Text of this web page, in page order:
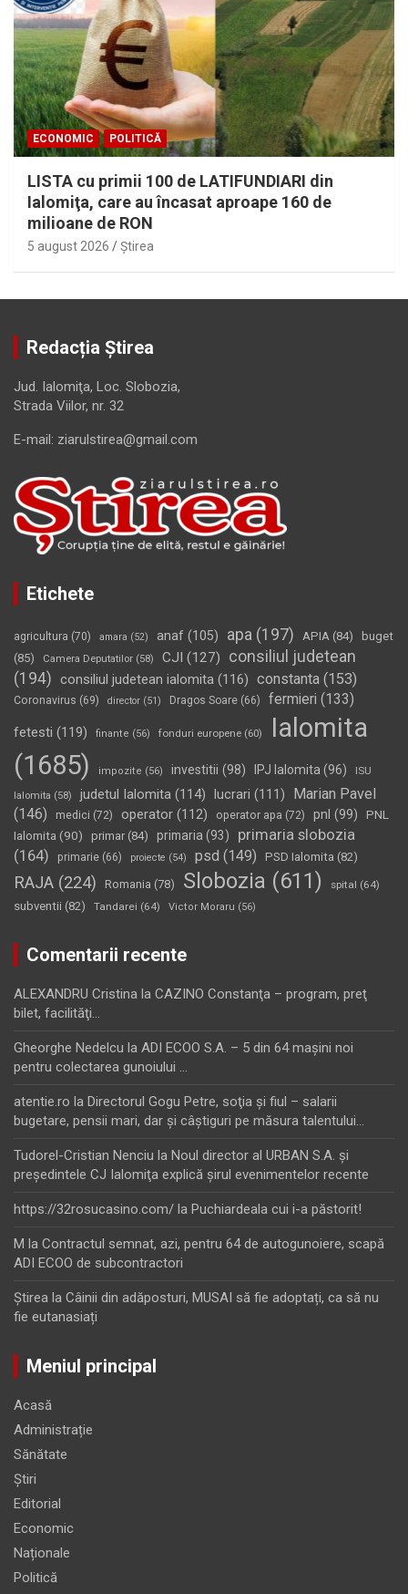
ECONOMIC POLITICĂ
LISTA cu primii 100 de LATIFUNDIARI din
Ialomiţa, care au încasat aproape 160 de
milioane de RON
5 august 2026 Ştirea
Redacția Știrea
Jud. Ialomiţa, Loc. Slobozia,
Strada Viilor, nr. 32
E-mail: ziarulstirea@gmail.com
Etichete
agricultura (70) amara (52) anaf (105) apa (197) APIA (84)
buget
(85)
Camera Deputatilor (58) CJI (127)
consiliul judetean
(194) consiliul judetean ialomita (116) constanta (153)
Coronavirus (69) director (51) Dragos Soare (66) fermieri (133)
fetesti (119) finante (56) fonduri europene (60)
Ialomita
(1685)
impozite (56) investitii (98) IPJ Ialomita (96) ISU
Ialomita (58) judetul Ialomita (114) lucrari (111)
Marian Pavel
(146)
medici (72) operator (112) operator apa (72) pnl (99)
PNL
Ialomita (90) primar(84) primaria (93)
primaria slobozia
(164)
primarie (66) proiecte (54) psd (149) PSD Ialomita (82)
RAJA (224) Romania (78) Slobozia (611) spital (64)
subventii (82) Tandarei (64) Victor Moraru (56)
Comentarii recente
ALEXANDRU Cristina la CAZINO Constanţa – program, preţ
bilet, facilităţi…
Gheorghe Nedelcu la ADI ECOO S.A. – 5 din 64 maşini noi
pentru colectarea gunoiului …
atentie.ro la Directorul Gogu Petre, soţia şi fiul – salarii
bugetare, pensii mari, dar şi câştiguri pe măsura talentului…
Tudorel-Cristian Nenciu la Noul director al URBAN S.A. şi
preşedintele CJ Ialomiţa explică şirul evenimentelor recente
https://32rosucasino.com/ la Puchiardeala cui i-a păstorit!
M la Contractul semnat, azi, pentru 64 de autogunoiere, scapă
ADI ECOO de subcontractori
Ştirea la Câinii din adăposturi, MUSAI să fie adoptați, ca să nu
fie eutanasiați
Meniul principal
Acasă
Administrație
Sănătate
Știri
Editorial
Economic
Naționale
Politică